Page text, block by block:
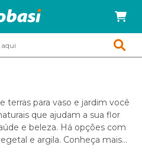
terras para vaso e jardim você
que ajudam a sua flor
e beleza. Há opções com
e argila. Conheça mais